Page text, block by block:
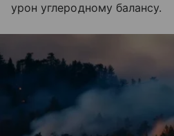
урон углеродному балансу.